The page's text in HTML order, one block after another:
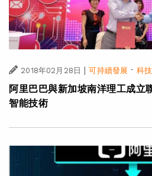
2018年02月28日 | 可持續發展 · 科
阿里巴巴與新加坡南洋理工成立
智能技術